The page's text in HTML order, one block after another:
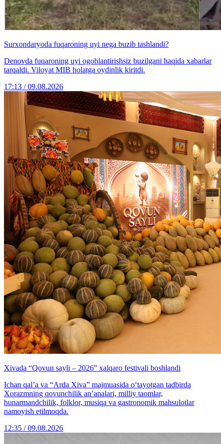
Surxondaryoda fuqaroning uyi nega buzib tashlandi?
Denovda fuqaroning uyi ogohlantirishsiz buzilgani haqida xabarlar
tarqaldi. Viloyat MIB holatga oydinlik kiritdi.
17:13 / 09.08.2026
Xivada “Qovun sayli – 2026” xalqaro festivali boshlandi
Ichan qal’a va “Arda Xiva” majmuasida o‘tayotgan tadbirda
Xorazmning qovunchilik an’analari, milliy taomlar,
hunarmandchilik, folklor, musiqa va gastronomik mahsulotlar
namoyish etilmoqda.
12:35 / 09.08.2026